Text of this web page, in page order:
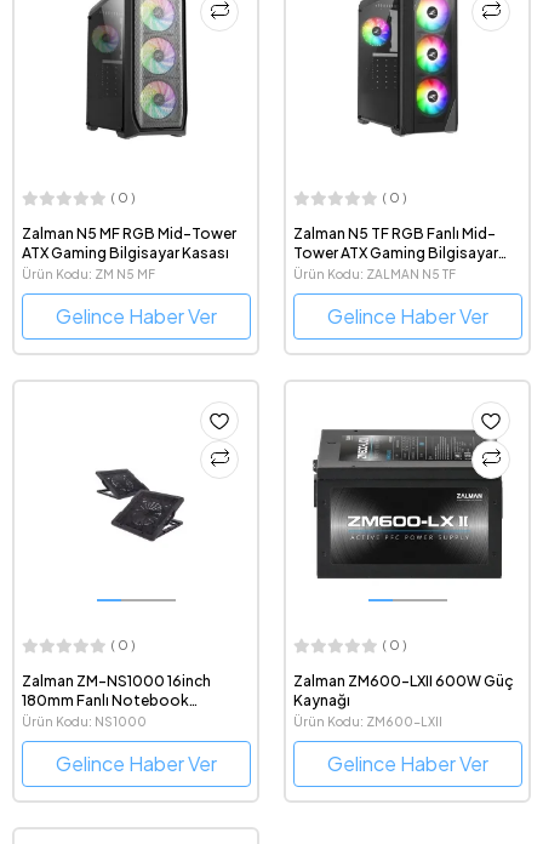
( 0 )
Zalman N5 MF RGB Mid-Tower
ATX Gaming Bilgisayar Kasası
Ürün Kodu: ZM N5 MF
Gelince Haber Ver
( 0 )
Zalman N5 TF RGB Fanlı Mid-
Tower ATX Gaming Bilgisayar
Kasası
Ürün Kodu: ZALMAN N5 TF
Gelince Haber Ver
( 0 )
Zalman ZM-NS1000 16inch
180mm Fanlı Notebook
Soğutucu Ayarlanabilir Stand
Ürün Kodu: NS1000
Gelince Haber Ver
( 0 )
Zalman ZM600-LXII 600W Güç
Kaynağı
Ürün Kodu: ZM600-LXII
Gelince Haber Ver